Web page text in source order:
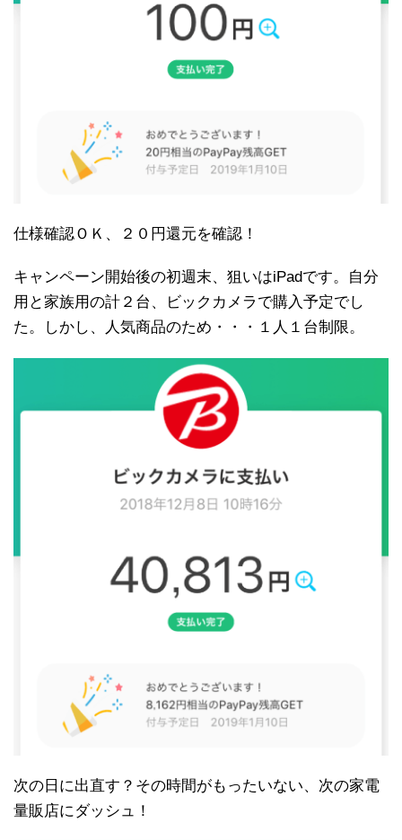
仕様確認ＯＫ、２０円還元を確認！
キャンペーン開始後の初週末、狙いはiPadです。自分
用と家族用の計２台、ビックカメラで購入予定でし
た。しかし、人気商品のため・・・１人１台制限。
次の日に出直す？その時間がもったいない、次の家電
量販店にダッシュ！